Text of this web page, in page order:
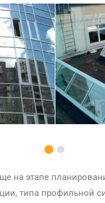
на этапе
типа профильной